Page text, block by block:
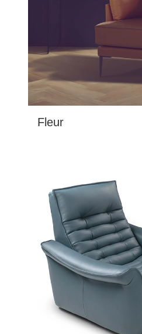
Fleur